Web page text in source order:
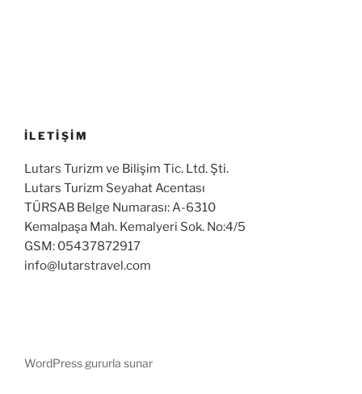
İLETİŞİM
Lutars Turizm ve Bilişim Tic. Ltd. Şti.
Lutars Turizm Seyahat Acentası
TÜRSAB Belge Numarası: A-6310
Kemalpaşa Mah. Kemalyeri Sok. No:4/5
GSM: 05437872917
info@lutarstravel.com
WordPress gururla sunar